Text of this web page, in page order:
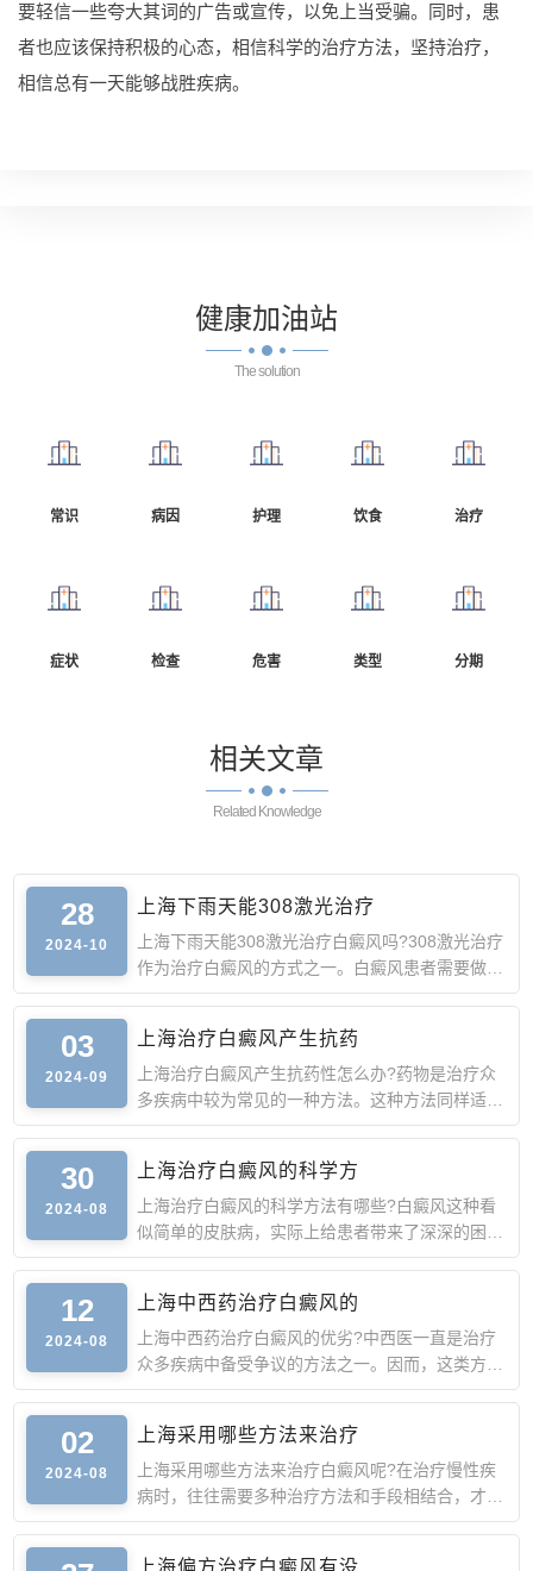
要轻信一些夸大其词的广告或宣传，以免上当受骗。同时，患
者也应该保持积极的心态，相信科学的治疗方法，坚持治疗，
相信总有一天能够战胜疾病。
健康加油站
The solution
常识 病因 护理 饮食 治疗
症状 检查 危害 类型 分期
相关文章
Related Knowledge
28
2024-10
上海下雨天能308激光治疗
上海下雨天能308激光治疗白癜风吗?308激光治疗
作为治疗白癜风的方式之一。白癜风患者需要做好
防晒工作，以免猛烈
03
2024-09
上海治疗白癜风产生抗药
上海治疗白癜风产生抗药性怎么办?药物是治疗众
多疾病中较为常见的一种方法。这种方法同样适用
于白癜风。然而，
30
2024-08
上海治疗白癜风的科学方
上海治疗白癜风的科学方法有哪些?白癜风这种看
似简单的皮肤病，实际上给患者带来了深深的困扰
和心理压力。白斑
12
2024-08
上海中西药治疗白癜风的
上海中西药治疗白癜风的优劣?中西医一直是治疗
众多疾病中备受争议的方法之一。因而，这类方法
应用在白癜风皮肤
02
2024-08
上海采用哪些方法来治疗
上海采用哪些方法来治疗白癜风呢?在治疗慢性疾
病时，往往需要多种治疗方法和手段相结合，才能
取得好的效果。白
上海偏方治疗白癜风有没